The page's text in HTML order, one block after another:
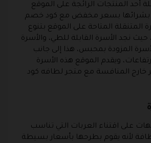
أحد المنتجات الرائجة على الموقع
بشرائها بسعر مخفض مع كود خصم
المتنقلة المتاحة على الموقع بتنوع
نجد الأسرة القابلة للطي، والأسرة
المزودة بمحبس، هذا إلى جانب
ويقدم الموقع هذه الأسرة
خارج المنافسة مع متجر لطافه كود
على اقتناء العربات التي تناسب
لأنه يقوم بطرحها بأسعار بسيطة